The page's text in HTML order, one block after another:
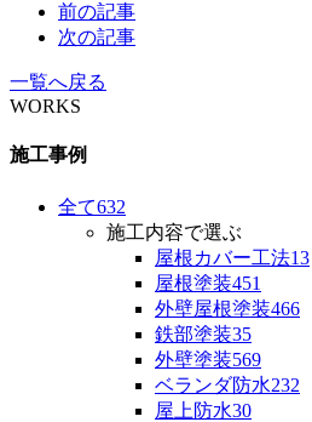
前の記事
次の記事
一覧へ戻る
WORKS
施工事例
全て632
施工内容で選ぶ
屋根カバー工法13
屋根塗装451
外壁屋根塗装466
鉄部塗装35
外壁塗装569
ベランダ防水232
屋上防水30